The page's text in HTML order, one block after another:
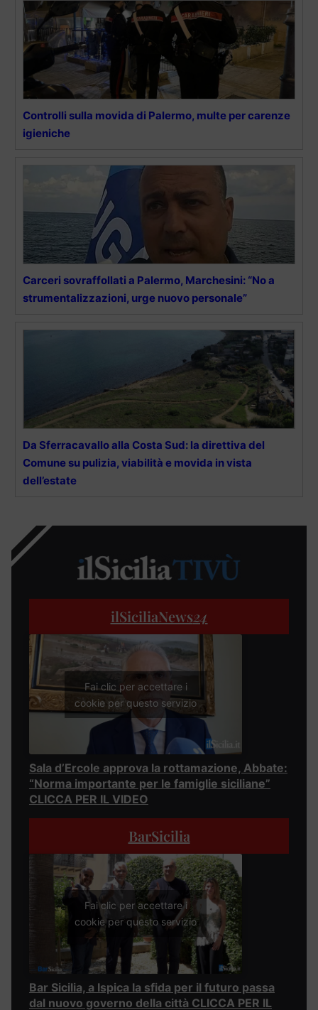
Controlli sulla movida di Palermo, multe per carenze
igieniche
Carceri sovraffollati a Palermo, Marchesini: “No a
strumentalizzazioni, urge nuovo personale”
Da Sferracavallo alla Costa Sud: la direttiva del
Comune su pulizia, viabilità e movida in vista
dell’estate
ilSiciliaNews24
Fai clic per accettare i
cookie per questo servizio
Sala d’Ercole approva la rottamazione, Abbate:
“Norma importante per le famiglie siciliane”
CLICCA PER IL VIDEO
BarSicilia
Fai clic per accettare i
cookie per questo servizio
Bar Sicilia, a Ispica la sfida per il futuro passa
dal nuovo governo della città CLICCA PER IL